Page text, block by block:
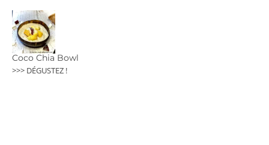
Coco Chia Bowl
>>> DÉGUSTEZ !